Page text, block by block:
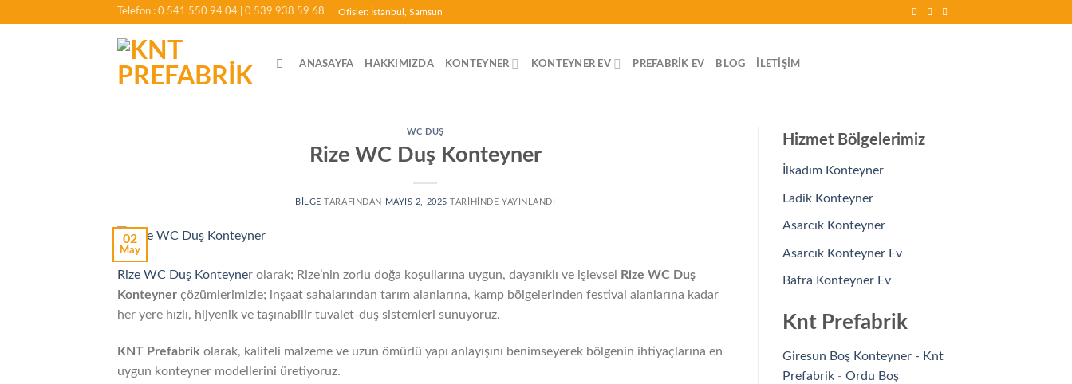
Telefon : 0 541 550 94 04 | 0 539 938 59 68 Ofisler: İstanbul, Samsun
ANASAYFA HAKKIMIZDA KONTEYNER KONTEYNER EV PREFABRIK EV BLOG İLETIŞIM
WC DUŞ
Rize WC Duş Konteyner
BILGE TARAFINDAN MAYIS 2, 2025 TARIHINDE YAYINLANDI
02
May
Rize WC Duş Konteyner olarak; Rize’nin zorlu doğa koşullarına uygun, dayanıklı ve işlevsel
Rize WC Duş
Konteyner çözümlerimizle; inşaat sahalarından tarım alanlarına, kamp bölgelerinden festival alanlarına kadar
her yere hızlı, hijyenik ve taşınabilir tuvalet-duş sistemleri sunuyoruz.
KNT Prefabrik olarak, kaliteli malzeme ve uzun ömürlü yapı anlayışını benimseyerek bölgenin ihtiyaçlarına en
uygun konteyner modellerini üretiyoruz.
Hizmet Bölgelerimiz
İlkadım Konteyner
Ladik Konteyner
Asarcık Konteyner
Asarcık Konteyner Ev
Bafra Konteyner Ev
Knt Prefabrik
Giresun Boş Konteyner - Knt
Prefabrik- Ordu Boş